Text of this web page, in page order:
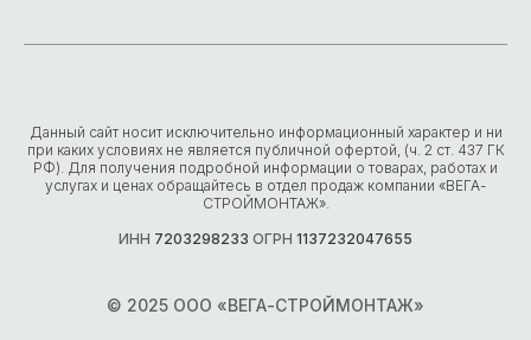
Данный сайт носит исключительно информационный характер и ни
при каких условиях не является публичной офертой, (ч. 2 ст. 437 ГК
РФ). Для получения подробной информации о товарах, работах и
услугах и ценах обращайтесь в отдел продаж компании «ВЕГА-
СТРОЙМОНТАЖ».
ИНН 7203298233 ОГРН 1137232047655
© 2025 ООО «ВЕГА-СТРОЙМОНТАЖ»